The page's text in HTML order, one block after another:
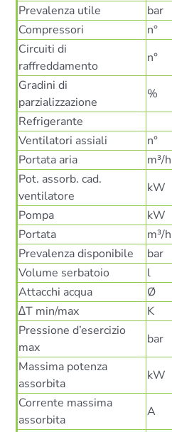
Prevalenza utile
bar
Compressori
n°
Circuiti di
raffreddamento
n°
Gradini di
parzializzazione
%
Refrigerante
Ventilatori assiali
n°
Portata aria
m³/h
Pot. assorb. cad.
ventilatore
kW
Pompa
kW
Portata
m³/h
Prevalenza disponibile
bar
Volume serbatoio
l
Attacchi acqua
Ø
∆T min/max
K
Pressione d’esercizio
max
bar
Massima potenza
assorbita
kW
Corrente massima
assorbita
A